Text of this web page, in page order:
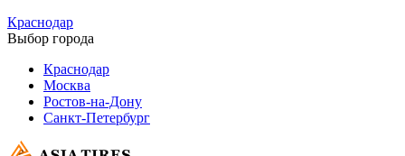
Краснодар
Выбор города
Краснодар
Москва
Ростов-на-Дону
Санкт-Петербург